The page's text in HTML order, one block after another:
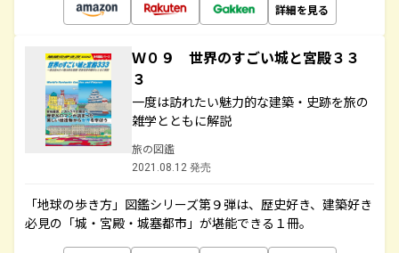
詳細を見る
Ｗ０９ 世界のすごい城と宮殿３３
３
一度は訪れたい魅力的な建築・史跡を旅の
雑学とともに解説
旅の図鑑
2021.08.12 発売
「地球の歩き方」図鑑シリーズ第９弾は、歴史好き、建築好き
必見の「城・宮殿・城塞都市」が堪能できる１冊。